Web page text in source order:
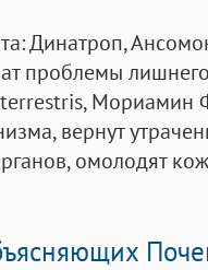
: Динатроп,
проблемы
Мориамин
вернут
омолодят